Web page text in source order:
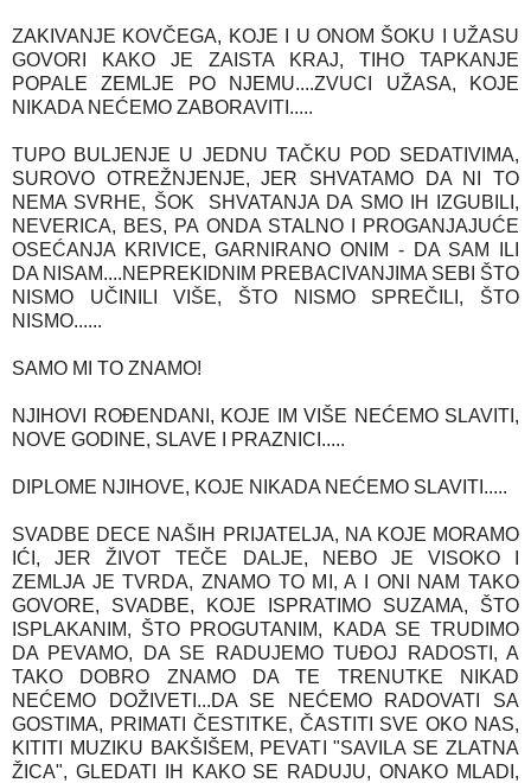
ZAKIVANJE KOVČEGA, KOJE I U ONOM ŠOKU I UŽASU
GOVORI KAKO JE ZAISTA KRAJ, TIHO TAPKANJE
POPALE ZEMLJE PO NJEMU....ZVUCI UŽASA, KOJE
NIKADA NEĆEMO ZABORAVITI.....
TUPO BULJENJE U JEDNU TAČKU POD SEDATIVIMA,
SUROVO OTREŽNJENJE, JER SHVATAMO DA NI TO
NEMA SVRHE, ŠOK SHVATANJA DA SMO IH IZGUBILI,
NEVERICA, BES, PA ONDA STALNO I PROGANJAJUĆE
OSEĆANJA KRIVICE, GARNIRANO ONIM - DA SAM ILI
DA NISAM....NEPREKIDNIM PREBACIVANJIMA SEBI ŠTO
NISMO UČINILI VIŠE, ŠTO NISMO SPREČILI, ŠTO
NISMO......
SAMO MI TO ZNAMO!
NJIHOVI ROĐENDANI, KOJE IM VIŠE NEĆEMO SLAVITI,
NOVE GODINE, SLAVE I PRAZNICI.....
DIPLOME NJIHOVE, KOJE NIKADA NEĆEMO SLAVITI.....
SVADBE DECE NAŠIH PRIJATELJA, NA KOJE MORAMO
IĆI, JER ŽIVOT TEČE DALJE, NEBO JE VISOKO I
ZEMLJA JE TVRDA, ZNAMO TO MI, A I ONI NAM TAKO
GOVORE, SVADBE, KOJE ISPRATIMO SUZAMA, ŠTO
ISPLAKANIM, ŠTO PROGUTANIM, KADA SE TRUDIMO
DA PEVAMO, DA SE RADUJEMO TUĐOJ RADOSTI, A
TAKO DOBRO ZNAMO DA TE TRENUTKE NIKAD
NEĆEMO DOŽIVETI...DA SE NEĆEMO RADOVATI SA
GOSTIMA, PRIMATI ČESTITKE, ČASTITI SVE OKO NAS,
KITITI MUZIKU BAKŠIŠEM, PEVATI "SAVILA SE ZLATNA
ŽICA", GLEDATI IH KAKO SE RADUJU, ONAKO MLADI,